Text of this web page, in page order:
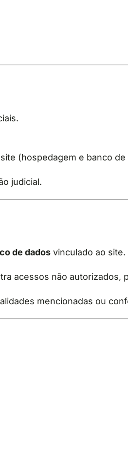
(hospedagem e banco de
judicial.
de dadosvinculado ao site.
acessos não autorizados,
mencionadas ou